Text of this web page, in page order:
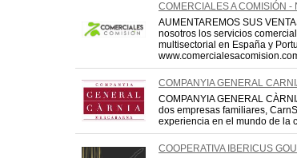
COMERCIALES A COMISIÓN -
AUMENTAREMOS SUS
nosotros los servicios
multisectorial en España y
COMPANYIA GENERAL
COMPANYIA GENERAL
dos empresas familiares,
experiencia en el mundo de la
COOPERATIVA IBERICUS